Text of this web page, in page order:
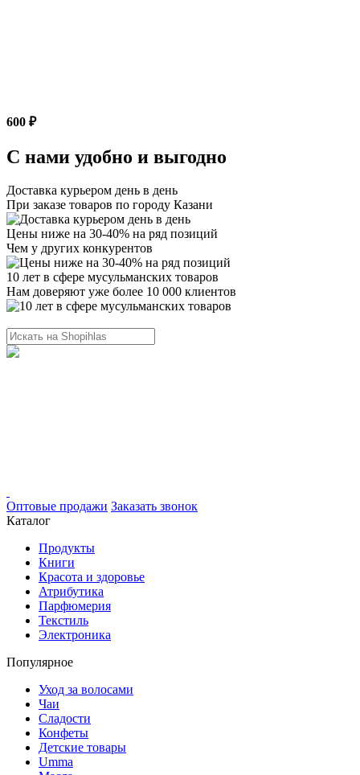
600 ₽
С нами удобно и выгодно
Доставка курьером день в день
При заказе товаров по городу Казани
Цены ниже на 30-40% на ряд позиций
Чем у других конкурентов
10 лет в сфере мусульманских товаров
Нам доверяют уже более 10 000 клиентов
Оптовые продажи Заказать звонок
Каталог
Продукты
Книги
Красота и здоровье
Атрибутика
Парфюмерия
Текстиль
Электроника
Популярное
Уход за волосами
Чаи
Сладости
Конфеты
Детские товары
Umma